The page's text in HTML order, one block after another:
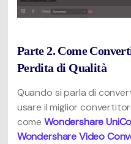
Parte 2. Come
Perdita di Qualità
Quando si parla di
usare il miglior
come Wondershare
Wondershare Video